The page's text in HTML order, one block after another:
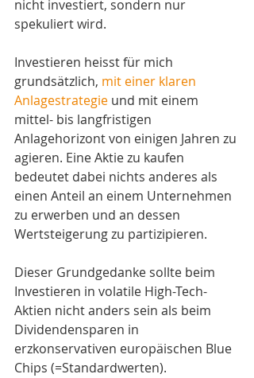
nicht investiert, sondern nur
spekuliert wird.
Investieren heisst für mich
grundsätzlich, mit einer klaren
Anlagestrategie und mit einem
mittel- bis langfristigen
Anlagehorizont von einigen Jahren zu
agieren. Eine Aktie zu kaufen
bedeutet dabei nichts anderes als
einen Anteil an einem Unternehmen
zu erwerben und an dessen
Wertsteigerung zu partizipieren.
Dieser Grundgedanke sollte beim
Investieren in volatile High-Tech-
Aktien nicht anders sein als beim
Dividendensparen in
erzkonservativen europäischen Blue
Chips (=Standardwerten).